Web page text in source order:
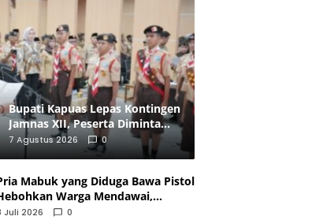
Bupati Kapuas Lepas Kontingen
Jamnas XII, Peserta Diminta
Jaga Nama Baik Daerah
7 Agustus 2026 0
Mabuk yang Diduga Bawa Pistol
Warga Mendawai,
Hanya Korek Api
Juli 2026 0